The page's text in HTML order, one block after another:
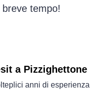
tempo!
a Pizzighettone
anni di esperienza